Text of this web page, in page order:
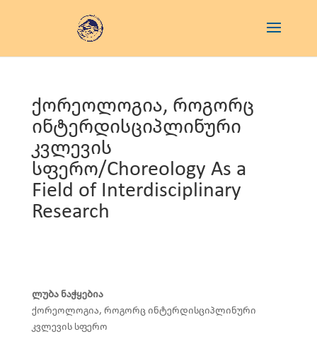
ქორეოლოგია, როგორც
ინტერდისციპლინური
კვლევის
სფერო/Choreology As a
Field of Interdisciplinary
Research
ლუბა ნაჭყებია
ქორეოლოგია, როგორც ინტერდისციპლინური
კვლევის სფერო